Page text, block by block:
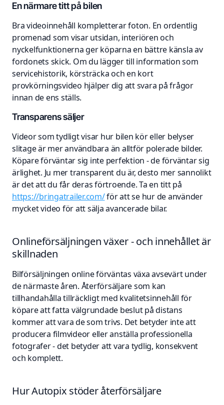
En närmare titt på bilen
Bra videoinnehåll kompletterar foton. En ordentlig
promenad som visar utsidan, interiören och
nyckelfunktionerna ger köparna en bättre känsla av
fordonets skick. Om du lägger till information som
servicehistorik, körsträcka och en kort
provkörningsvideo hjälper dig att svara på frågor
innan de ens ställs.
Transparens säljer
Videor som tydligt visar hur bilen kör eller belyser
slitage är mer användbara än alltför polerade bilder.
Köpare förväntar sig inte perfektion - de förväntar sig
ärlighet. Ju mer transparent du är, desto mer sannolikt
är det att du får deras förtroende. Ta en titt på
https://bringatrailer.com/för att se hur de använder
mycket video för att sälja avancerade bilar.
Onlineförsäljningen växer - och innehållet är
skillnaden
Bilförsäljningen online förväntas växa avsevärt under
de närmaste åren. Återförsäljare som kan
tillhandahålla tillräckligt med kvalitetsinnehåll för
köpare att fatta välgrundade beslut på distans
kommer att vara de som trivs. Det betyder inte att
producera filmvideor eller anställa professionella
fotografer - det betyder att vara tydlig, konsekvent
och komplett.
Hur Autopix stöder återförsäljare